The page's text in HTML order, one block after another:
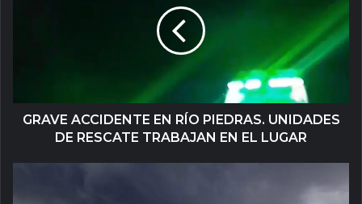
GRAVE ACCIDENTE EN RÍO PIEDRAS. UNIDADES
DE RESCATE TRABAJAN EN EL LUGAR